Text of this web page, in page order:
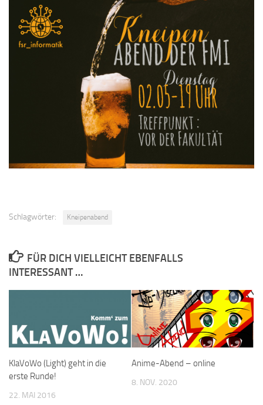
Schlagwörter: Kneipenabend
FÜR DICH VIELLEICHT EBENFALLS
INTERESSANT …
KlaVoWo (Light) geht in die
erste Runde!
22. MAI 2016
Anime-Abend – online
8. NOV. 2020